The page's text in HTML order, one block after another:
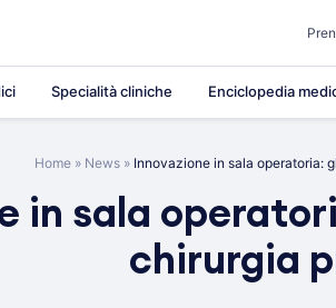
Specialità cliniche Enciclopedia
Home» News» Innovazione in sala operatoria:
in sala
chirurgia